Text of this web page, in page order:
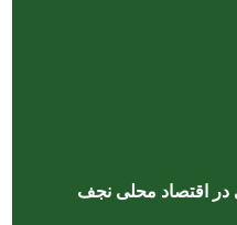
اقتصاد محلی نجف